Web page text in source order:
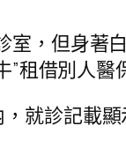
室，但身著
”租借別人醫
就診記載